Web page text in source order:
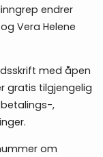
endrer
Vera Helene
med åpen
gratis tilgjengelig
,
om